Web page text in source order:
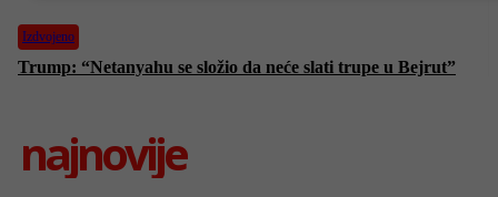
Izdvojeno
Trump: “Netanyahu se složio da neće slati trupe u Bejrut”
najnovije